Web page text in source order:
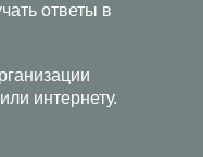
ответы в
интернету.